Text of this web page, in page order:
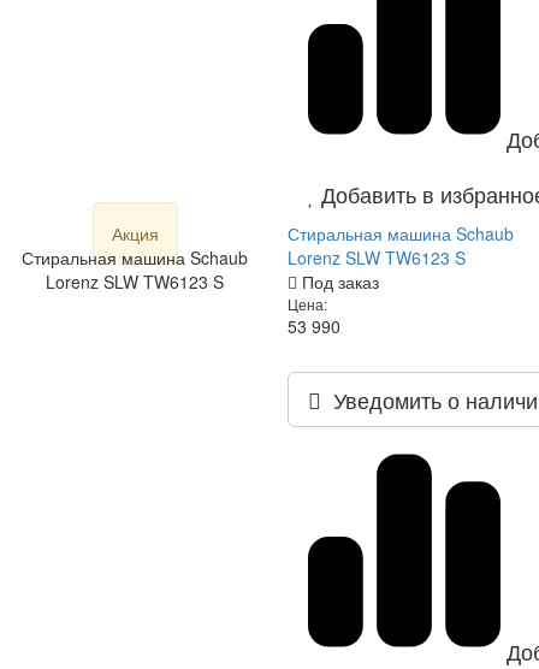
Добавить в
Акция
Стиральная машина Schaub
Lorenz SLW TW6123 S
Стиральная машина Schaub
Lorenz SLW TW6123 S
Под заказ
Цена:
53 990
Уведомить о